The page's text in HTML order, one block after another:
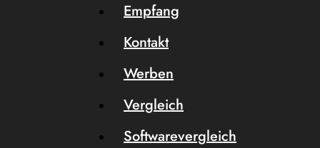
Empfang
Kontakt
Werben
Vergleich
Softwarevergleich